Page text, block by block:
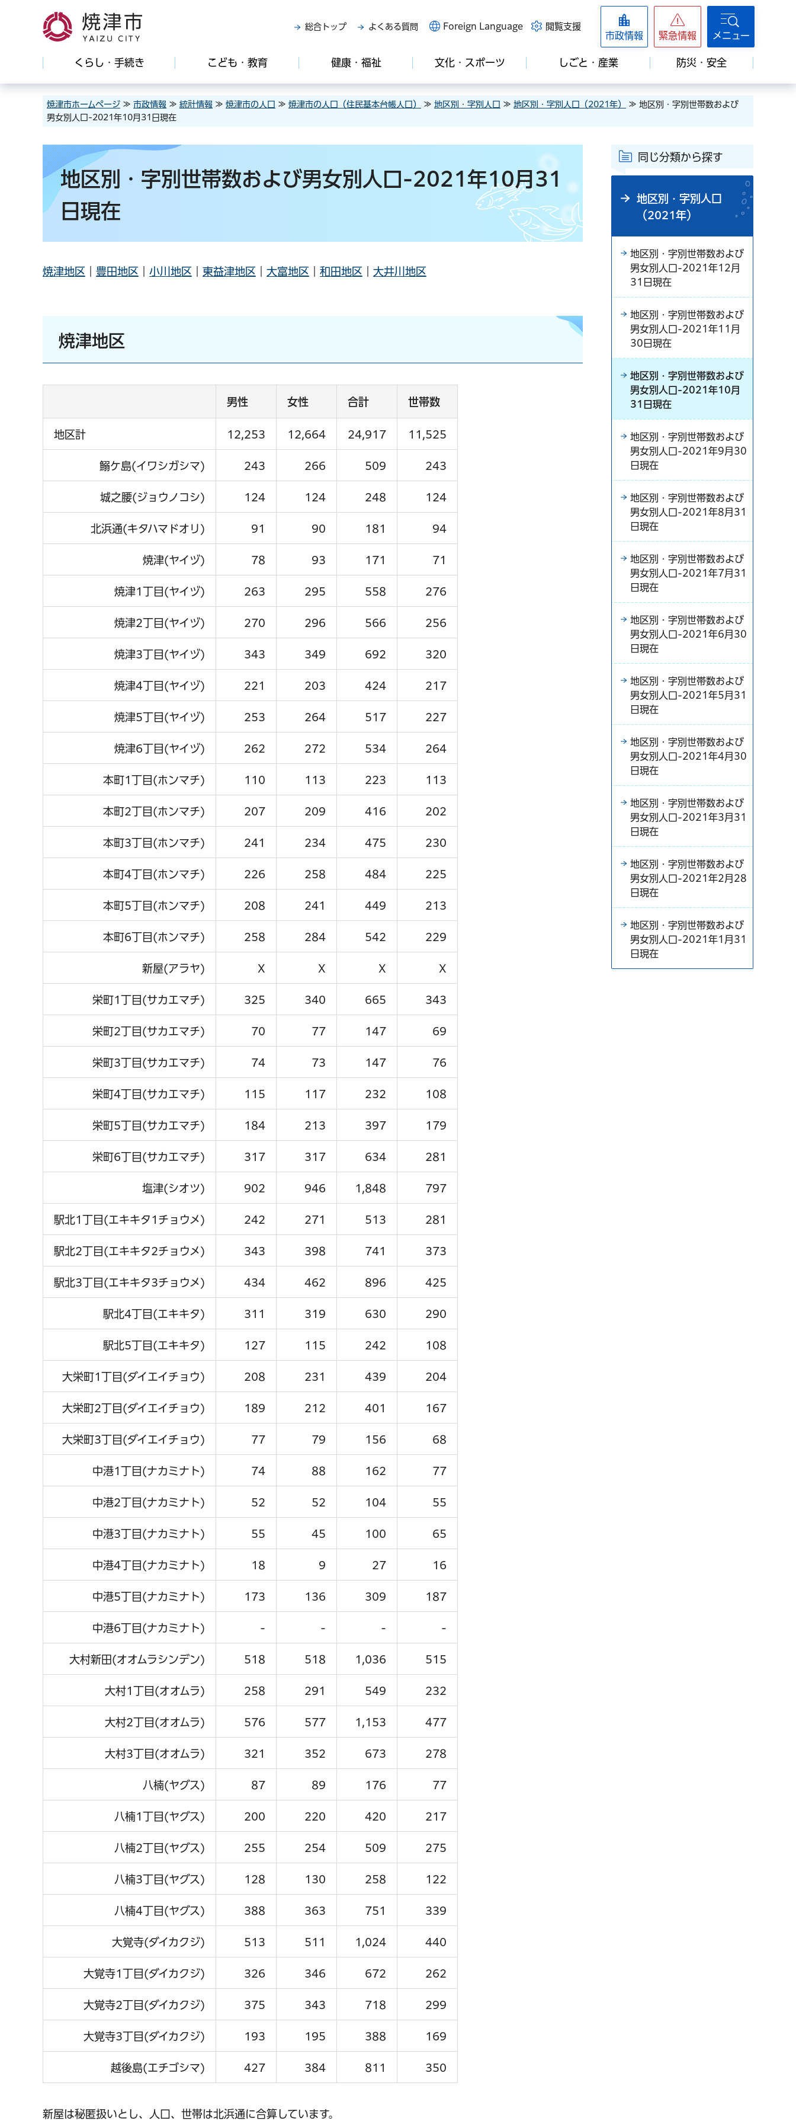
焼津市
総合トップ よくある質問 Foreign Language 閲覧支援
市政情報 緊急情報 メニュー
くらし・手続き こども・教育 健康・福祉 文化・スポーツ しごと・産業 防災・安全
焼津市ホームページ ≫ 市政情報 ≫ 統計情報 ≫ 焼津市の人口 ≫ 焼津市の人口（住民基本台帳人口） ≫ 地区別・字別人口 ≫ 地区別・字別人口（2021年）
≫ 地区別・字別世帯数および
男女別人口-2021年10月31日現在
地区別・字別世帯数および男女別人口-2021年10月31
日現在
焼津地区 豊田地区 小川地区 東益津地区 大富地区 和田地区 大井川地区
焼津地区
男性 女性 合計 世帯数
地区計 12,253 12,664 24,917 11,525
鰯ケ島(イワシガシマ) 243 266 509 243
城之腰(ジョウノコシ) 124 124 248 124
北浜通(キタハマドオリ) 91 90 181 94
焼津(ヤイヅ) 78 93 171 71
焼津1丁目(ヤイヅ) 263 295 558 276
焼津2丁目(ヤイヅ) 270 296 566 256
焼津3丁目(ヤイヅ) 343 349 692 320
焼津4丁目(ヤイヅ) 221 203 424 217
焼津5丁目(ヤイヅ) 253 264 517 227
焼津6丁目(ヤイヅ) 262 272 534 264
本町1丁目(ホンマチ) 110 113 223 113
本町2丁目(ホンマチ) 207 209 416 202
本町3丁目(ホンマチ) 241 234 475 230
本町4丁目(ホンマチ) 226 258 484 225
本町5丁目(ホンマチ) 208 241 449 213
本町6丁目(ホンマチ) 258 284 542 229
新屋(アラヤ) X X X X
栄町1丁目(サカエマチ) 325 340 665 343
栄町2丁目(サカエマチ) 70 77 147 69
栄町3丁目(サカエマチ) 74 73 147 76
栄町4丁目(サカエマチ) 115 117 232 108
栄町5丁目(サカエマチ) 184 213 397 179
栄町6丁目(サカエマチ) 317 317 634 281
塩津(シオツ) 902 946 1,848 797
駅北1丁目(エキキタ1チョウメ) 242 271 513 281
駅北2丁目(エキキタ2チョウメ) 343 398 741 373
駅北3丁目(エキキタ3チョウメ) 434 462 896 425
駅北4丁目(エキキタ) 311 319 630 290
駅北5丁目(エキキタ) 127 115 242 108
大栄町1丁目(ダイエイチョウ) 208 231 439 204
大栄町2丁目(ダイエイチョウ) 189 212 401 167
大栄町3丁目(ダイエイチョウ) 77 79 156 68
中港1丁目(ナカミナト) 74 88 162 77
中港2丁目(ナカミナト) 52 52 104 55
中港3丁目(ナカミナト) 55 45 100 65
中港4丁目(ナカミナト) 18 9 27 16
中港5丁目(ナカミナト) 173 136 309 187
中港6丁目(ナカミナト) - - - -
大村新田(オオムラシンデン) 518 518 1,036 515
大村1丁目(オオムラ) 258 291 549 232
大村2丁目(オオムラ) 576 577 1,153 477
大村3丁目(オオムラ) 321 352 673 278
八楠(ヤグス) 87 89 176 77
八楠1丁目(ヤグス) 200 220 420 217
八楠2丁目(ヤグス) 255 254 509 275
八楠3丁目(ヤグス) 128 130 258 122
八楠4丁目(ヤグス) 388 363 751 339
大覚寺(ダイカクジ) 513 511 1,024 440
大覚寺1丁目(ダイカクジ) 326 346 672 262
大覚寺2丁目(ダイカクジ) 375 343 718 299
大覚寺3丁目(ダイカクジ) 193 195 388 169
越後島(エチゴシマ) 427 384 811 350
新屋は秘匿扱いとし、人口、世帯は北浜通に合算しています。
同じ分類から探す
地区別・字別人口
（2021年）
地区別・字別世帯数および
男女別人口-2021年12月
31日現在
地区別・字別世帯数および
男女別人口-2021年11月
30日現在
地区別・字別世帯数および
男女別人口-2021年10月
31日現在
地区別・字別世帯数および
男女別人口-2021年9月30
日現在
地区別・字別世帯数および
男女別人口-2021年8月31
日現在
地区別・字別世帯数および
男女別人口-2021年7月31
日現在
地区別・字別世帯数および
男女別人口-2021年6月30
日現在
地区別・字別世帯数および
男女別人口-2021年5月31
日現在
地区別・字別世帯数および
男女別人口-2021年4月30
日現在
地区別・字別世帯数および
男女別人口-2021年3月31
日現在
地区別・字別世帯数および
男女別人口-2021年2月28
日現在
地区別・字別世帯数および
男女別人口-2021年1月31
日現在